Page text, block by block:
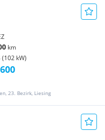
km
(102 kW)
23. Bezirk, Liesing